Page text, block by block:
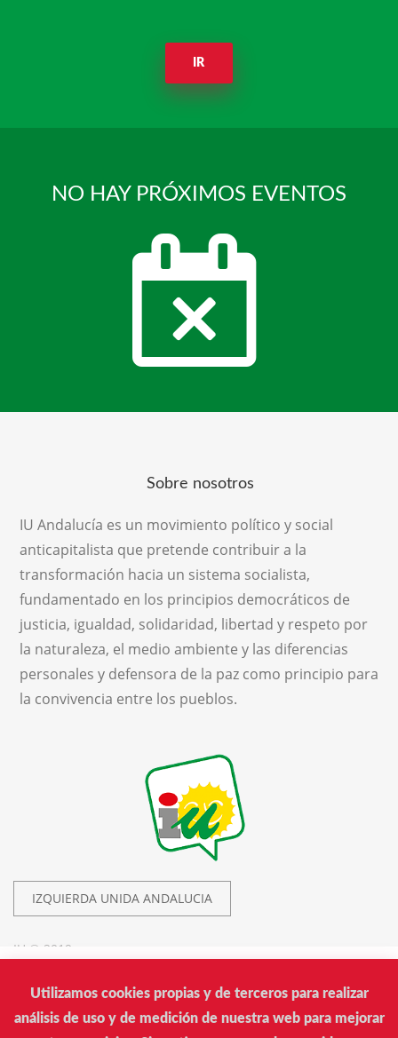
Utilizamos cookies propias y de terceros para realizar
análisis de uso y de medición de nuestra web para mejorar
IR
NO HAY PRÓXIMOS EVENTOS
Sobre nosotros
IU Andalucía es un movimiento político y social
anticapitalista que pretende contribuir a la
transformación hacia un sistema socialista,
fundamentado en los principios democráticos de
justicia, igualdad, solidaridad, libertad y respeto por
la naturaleza, el medio ambiente y las diferencias
personales y defensora de la paz como principio para
la convivencia entre los pueblos.
IZQUIERDA UNIDA ANDALUCIA
IU © 2019.
Izquierda Unida